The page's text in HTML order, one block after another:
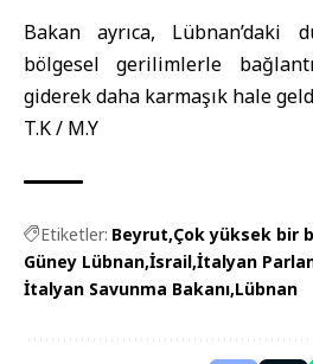
Bakan ayrıca, Lübnan’daki
bölgesel gerilimlerle
giderek daha karmaşık hale
T.K / M.Y
Etiketler: Beyrut Çok yüksek bir
Güney Lübnan İsrail İtalyan
İtalyan Savunma Bakanı Lübnan